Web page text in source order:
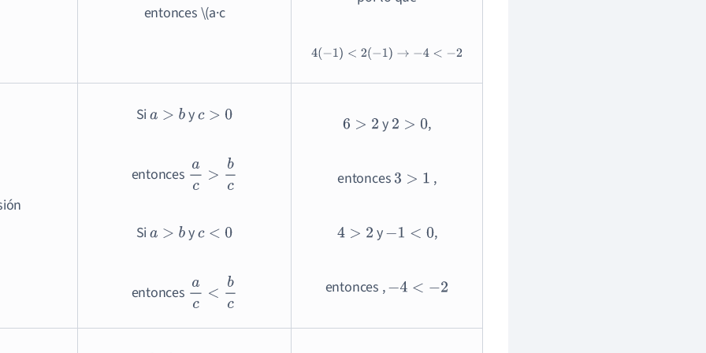
entonces \(a·c
4(−1)< 2( −1)→−4 <− 2
Sia>b yc>0
entonces ac> bc
Sia>b yc<0
entonces ac< bc
6 >2 y 2>0 ,
entonces 3>1 ,
4>2 y−1< 0 ,
entonces ,−4< −2